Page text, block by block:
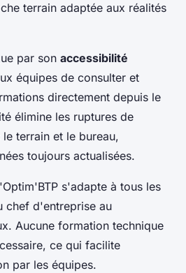
terrain adaptée aux réalités
par son accessibilité
équipes de consulter et
directement depuis le
élimine les ruptures de
terrain et le bureau,
toujours actualisées.
s'adapte à tous les
chef d'entreprise au
Aucune formation technique
ce qui facilite
par les équipes.